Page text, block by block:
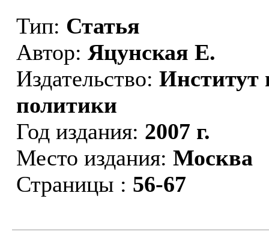
Тип: Статья
Автор: Яцунская Е.
Издательство: Институт
политики
Год издания: 2007 г.
Место издания: Москва
Страницы : 56-67